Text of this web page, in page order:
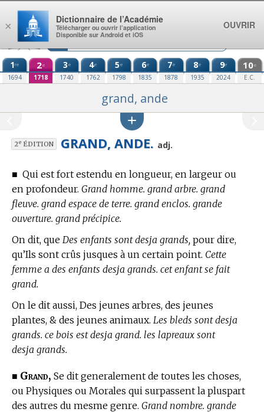
Aller au contenu
1re
1694
2e
1718
3e
1740
4e
1762
5e
1798
6e
1835
7e
1878
8e
1935
9e
2024
10e
E.C.
grand, ande
2eÉDITION GRAND, ANDE. adj.
■ Qui est fort estendu en longueur, en largeur ou
en profondeur. Grand homme. grand arbre. grand
fleuve. grand espace de terre. grand enclos. grande
ouverture. grand précipice.
On dit, que Des enfants sont desja grands, pour dire,
qu’Ils sont crûs jusques à un certain point. Cette
femme a des enfants desja grands. cet enfant se fait
grand.
On le dit aussi, Des jeunes arbres, des jeunes
plantes, & des jeunes animaux. Les bleds sont desja
grands. ce bois est desja grand. les lapreaux sont
desja grands.
■ Grand, Se dit generalement de toutes les choses,
ou Physiques ou Morales qui surpassent la pluspart
des autres du mesme genre. Grand nombre. grande
×
Dictionnaire de l’Académie
Télécharger ou ouvrir l’application
Disponible sur Android et iOS
OUVRIR